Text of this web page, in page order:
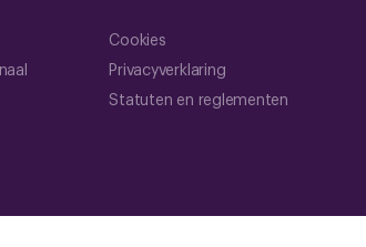
Cookies
Privacyverklaring
Statuten en reglementen